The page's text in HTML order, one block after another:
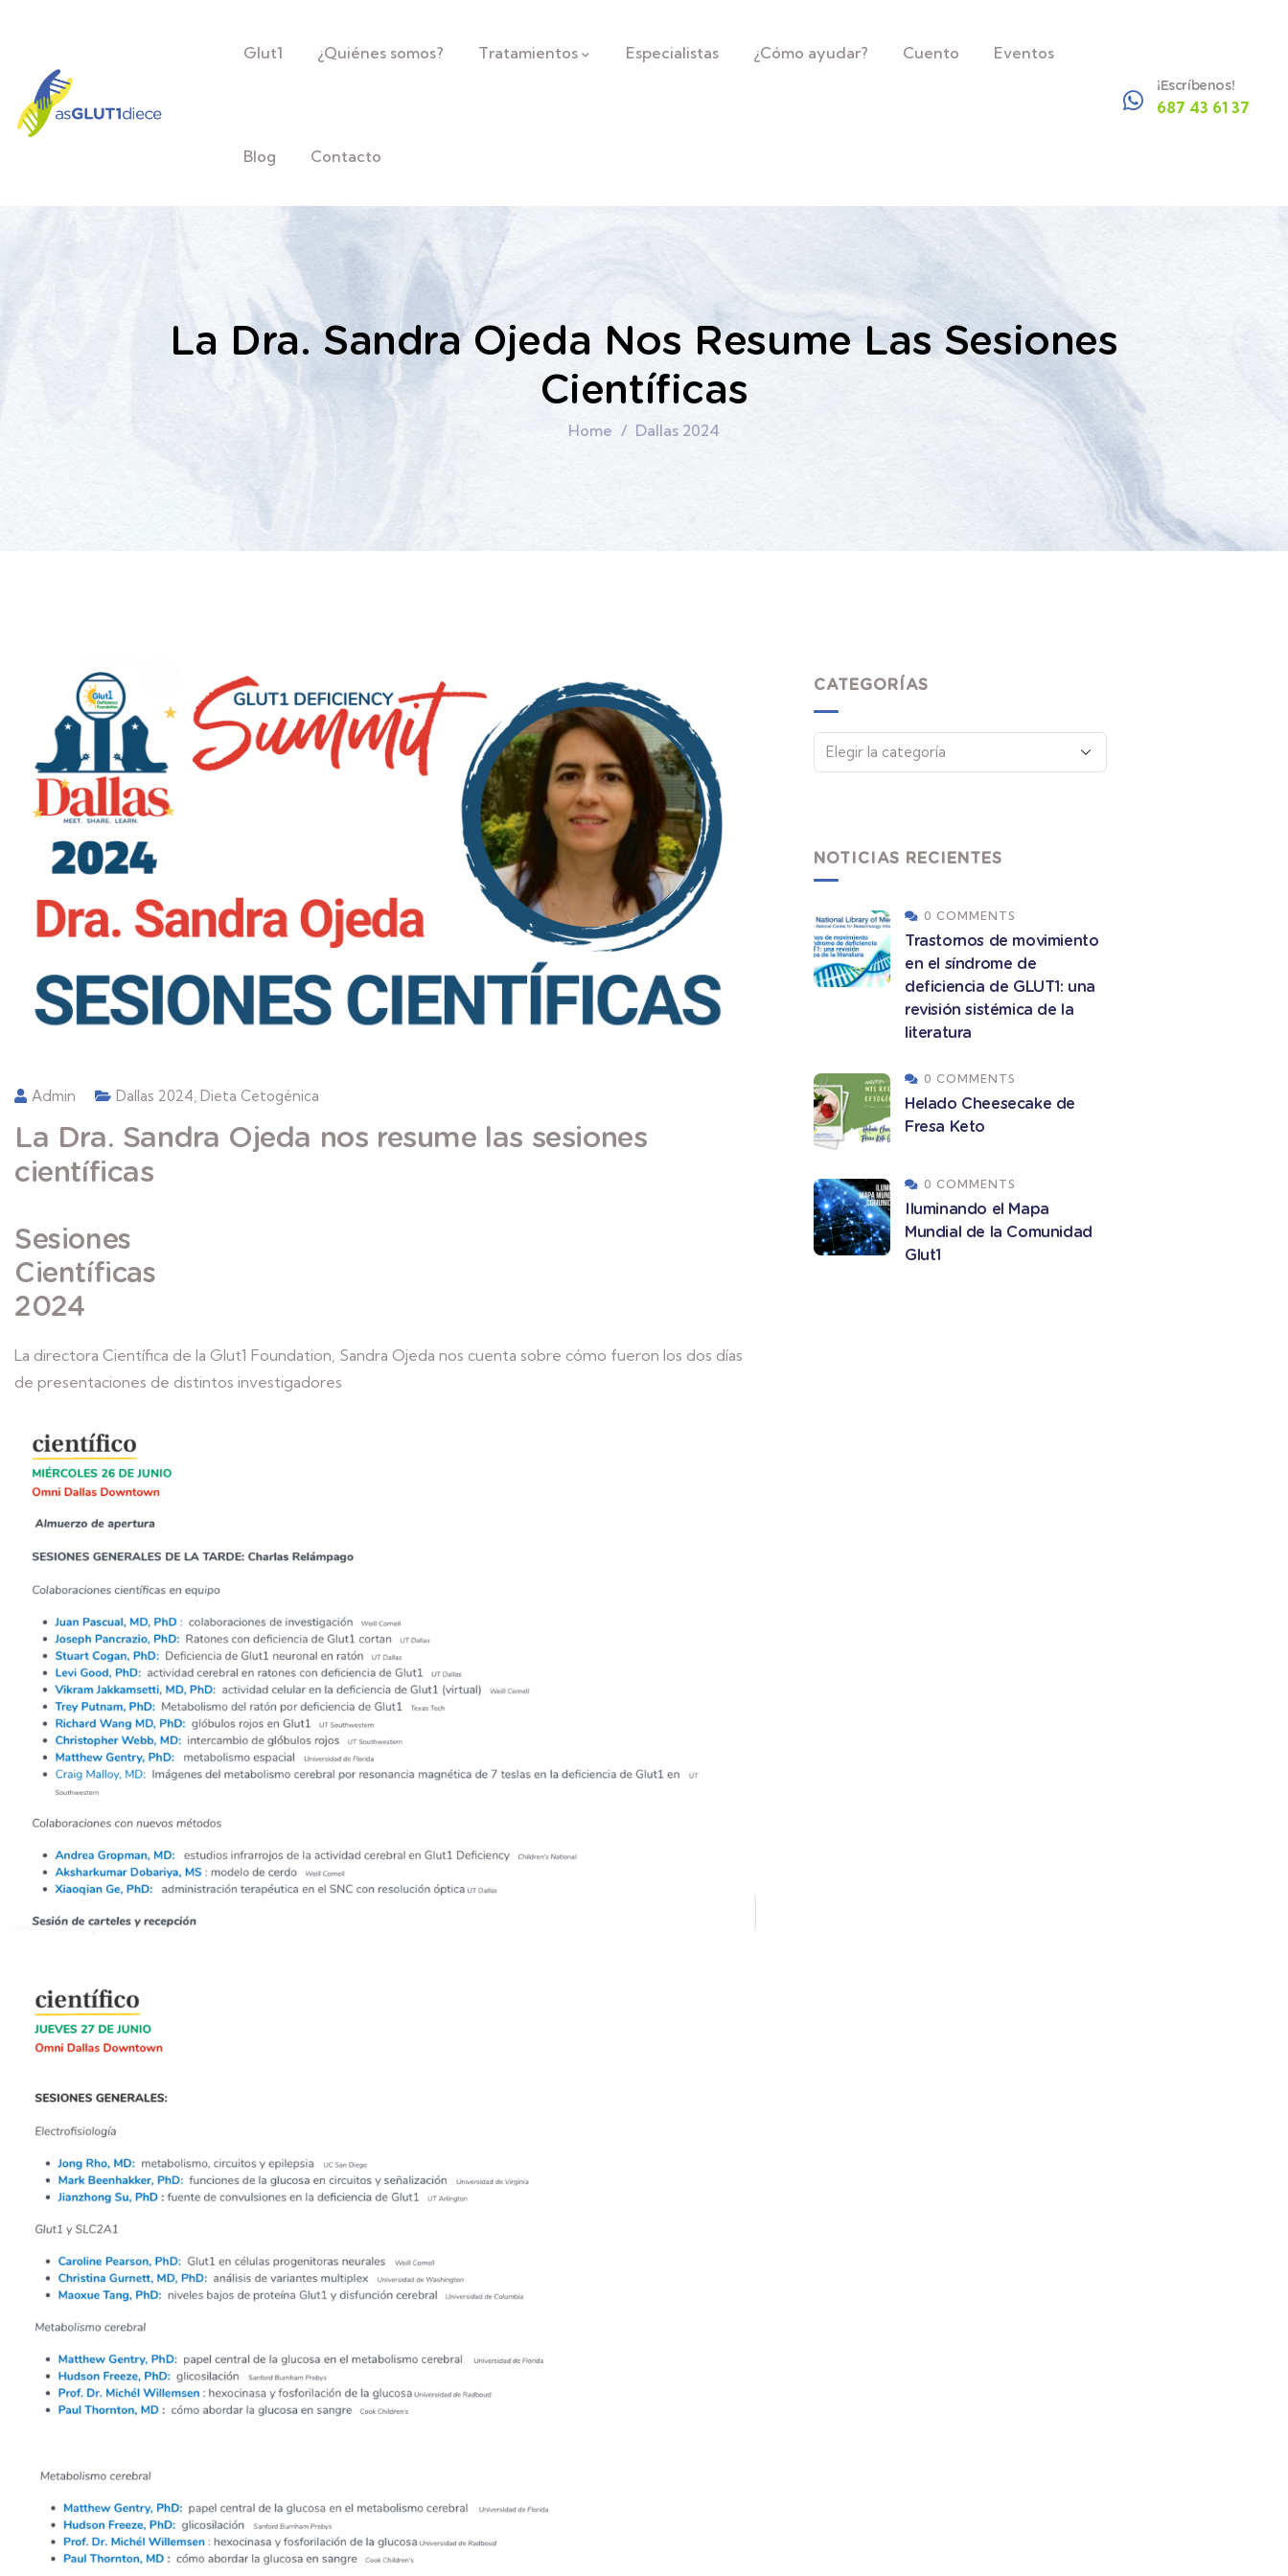
Glut1 ¿Quiénes somos? Tratamientos Especialistas ¿Cómo ayudar? Cuento Eventos
Blog Contacto
¡Escríbenos!
687 43 61 37
La Dra. Sandra Ojeda Nos Resume Las Sesiones
Científicas
Home Dallas 2024
Admin Dallas 2024, Dieta Cetogénica
La Dra. Sandra Ojeda nos resume las sesiones
científicas
Sesiones
Científicas DALLAS
2024
La directora Científica de la Glut1 Foundation, Sandra Ojeda nos cuenta sobre cómo fueron los dos días
de presentaciones de distintos investigadores
CATEGORÍAS
NOTICIAS RECIENTES
0 COMMENTS
Trastornos de movimiento
en el síndrome de
deficiencia de GLUT1: una
revisión sistémica de la
literatura
0 COMMENTS
Helado Cheesecake de
Fresa Keto
0 COMMENTS
Iluminando el Mapa
Mundial de la Comunidad
Glut1